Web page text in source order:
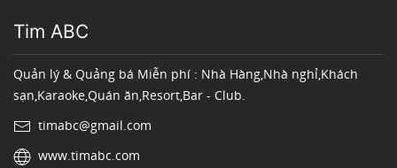
Tim ABC
Quản lý & Quảng bá Miễn phí : Nhà Hàng,Nhà nghỉ,Khách
sạn,Karaoke,Quán ăn,Resort,Bar - Club.
timabc@gmail.com
www.timabc.com